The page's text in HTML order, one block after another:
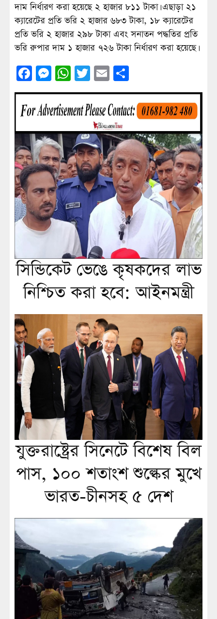
দাম নির্ধারণ করা হয়েছে ২ হাজার ৮১১ টাকা। এছাড়া ২১
ক্যারেটের প্রতি ভরি ২ হাজার ৬৮৩ টাকা, ১৮ ক্যারেটের
প্রতি ভরি ২ হাজার ২৯৮ টাকা এবং সনাতন পদ্ধতির প্রতি
ভরি রুপার দাম ১ হাজার ৭২৬ টাকা নির্ধারণ করা হয়েছে।
Facebook
Messenger
WhatsApp
Twitter
Email
সিন্ডিকেট ভেঙে কৃষকদের লাভ
নিশ্চিত করা হবে: আইনমন্ত্রী
যুক্তরাষ্ট্রের সিনেটে বিশেষ বিল
পাস, ১০০ শতাংশ শুল্কের মুখে
ভারত-চীনসহ ৫ দেশ